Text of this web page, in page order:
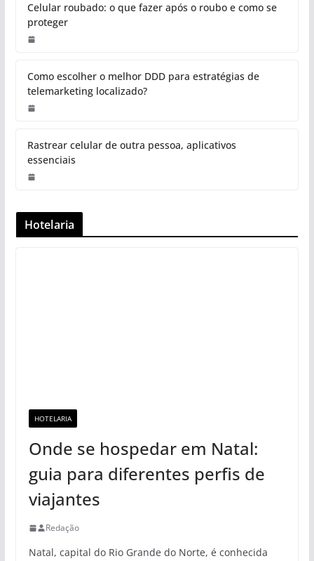
Celular roubado: o que fazer após o roubo e como se
proteger
Como escolher o melhor DDD para estratégias de
telemarketing localizado?
Rastrear celular de outra pessoa, aplicativos
essenciais
Hotelaria
HOTELARIA
Onde se hospedar em Natal:
guia para diferentes perfis de
viajantes
Redação
Natal, capital do Rio Grande do Norte, é conhecida